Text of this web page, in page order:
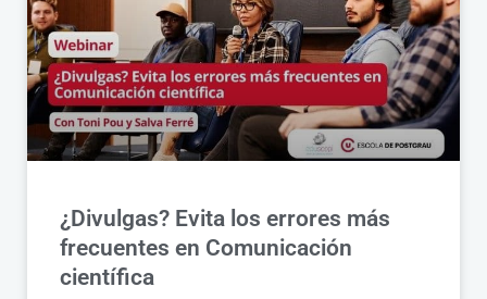
¿Divulgas? Evita los errores más
frecuentes en Comunicación
científica